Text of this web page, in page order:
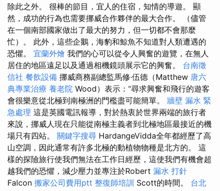
除此之外。 很棒的節目，宜人的住宿，知情的導遊。 顯
然，成功的行為也需要挪威合作夥伴的最大合作。 （儘管
在一個南部國家做出了最大的努力，但一切都不會那麼
忙）。 此外，這些企鵝，海豹和鯨魚不知道對人類遭遇的
恐懼。 宜蘭外燴 我們的心可以從令人興奮的遊覽，在無人
居住的地區遠足以及通過相機鏡頭展示它的興奮。 台南徵
信社 餐飲設備 挪威商務副總監馬修·伍德（Matthew 唐六
典專業治療 養老院 Wood）表示：“尋求興奮和飛行的遊客
會很樂意從北極到南極洲的門檻盡可能簡單。 牆壁 漏水 緊
急處理 這是英國電訊報導，對於熱衷於世界兩端的旅行者
來說，挪威人現在只能從南極主義者到北極地區最接近的機
場只有四站。 關鍵字搜尋 HardangeVidda全年都經歷了高
山空調，因此通常有許多北極的動植物物種是北方的。 這
樣的探險旅行使我們無法在工作日經歷，這使我們有機會超
越我們的恐懼，減少壓力並專注於Robert 漏水 打針
Falcon 搬家公司費用ptt 整復師培訓 Scott的時間。 台北